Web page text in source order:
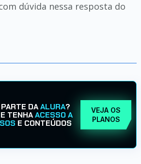
dúvida nessa resposta do
DAALURA?
TENHAACESSO A
E CONTEÚDOS
VEJA OS
PLANOS